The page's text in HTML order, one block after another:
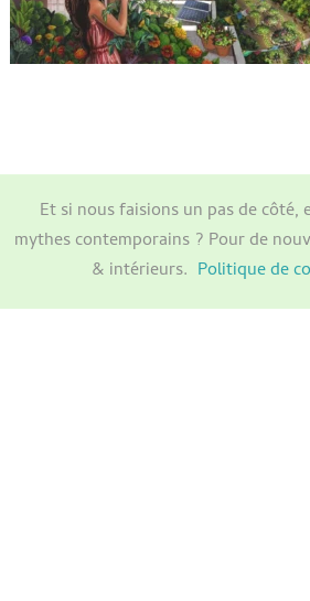
Et si nous faisions un pas de côté,
mythes contemporains ? Pour de
& intérieurs. Politique de